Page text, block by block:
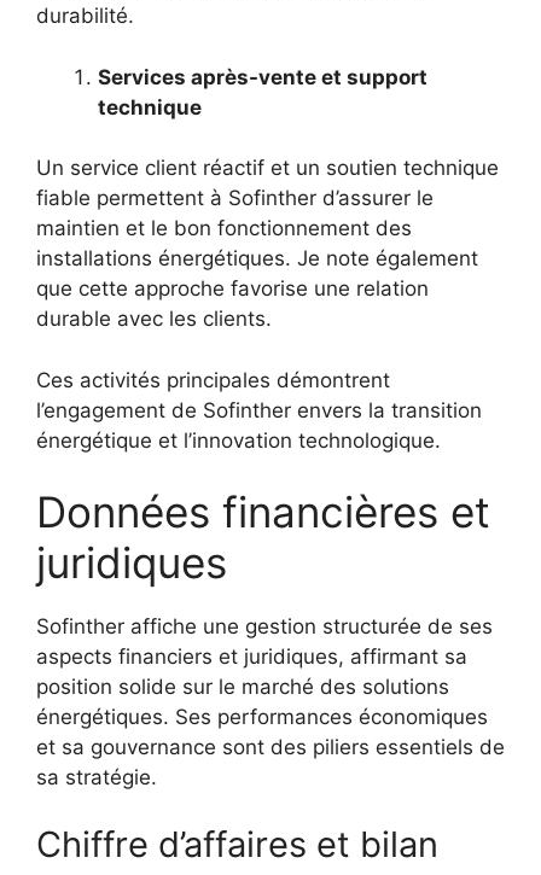
durabilité.
Services après-vente et support
technique
Un service client réactif et un soutien technique
fiable permettent à Sofinther d’assurer le
maintien et le bon fonctionnement des
installations énergétiques. Je note également
que cette approche favorise une relation
durable avec les clients.
Ces activités principales démontrent
l’engagement de Sofinther envers la transition
énergétique et l’innovation technologique.
Données financières et
juridiques
Sofinther affiche une gestion structurée de ses
aspects financiers et juridiques, affirmant sa
position solide sur le marché des solutions
énergétiques. Ses performances économiques
et sa gouvernance sont des piliers essentiels de
sa stratégie.
Chiffre d’affaires et bilan